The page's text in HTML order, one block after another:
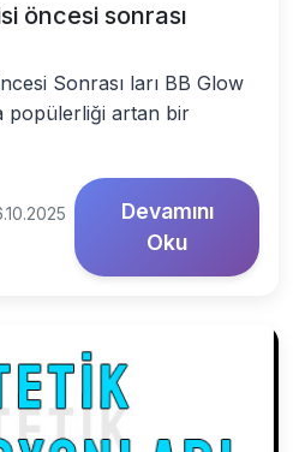
öncesi sonrası
Sonrası ları BB Glow
popülerliği artan bir
Devamını
Oku